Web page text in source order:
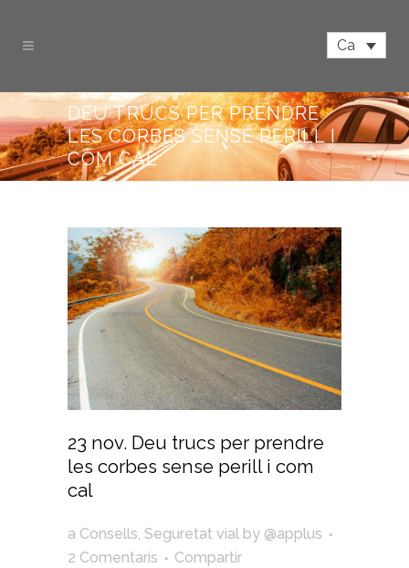
Ca
DEU TRUCS PER PRENDRE
LES CORBES SENSE PERILL I
COM CAL
23 nov. Deu trucs per prendre
les corbes sense perill i com
cal
a Consells, Seguretat vial by @applus
2 Comentaris
Compartir